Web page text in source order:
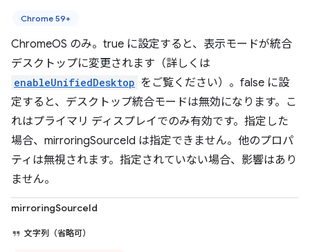
Chrome 59+
ChromeOS のみ。true に設定すると、表示モードが統合
デスクトップに変更されます（詳しくは
enableUnifiedDesktop をご覧ください）。false に設
定すると、デスクトップ統合モードは無効になります。こ
れはプライマリ ディスプレイでのみ有効です。指定した
場合、mirroringSourceId は指定できません。他のプロパ
ティは無視されます。指定されていない場合、影響はあり
ません。
mirroringSourceId
文字列（省略可）